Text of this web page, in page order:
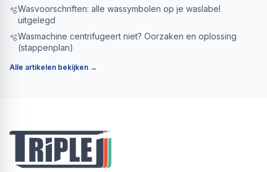
🫧Wasvoorschriften: alle wassymbolen op je waslabel
uitgelegd
🫧Wasmachine centrifugeert niet? Oorzaken en oplossing
(stappenplan)
Alle artikelen bekijken →